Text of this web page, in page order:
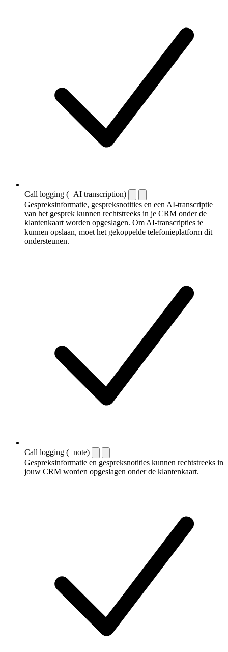
Call logging (+AI transcription)
Gespreksinformatie, gespreksnotities en een AI-transcriptie
van het gesprek kunnen rechtstreeks in je CRM onder de
klantenkaart worden opgeslagen. Om AI-transcripties te
kunnen opslaan, moet het gekoppelde telefonieplatform dit
ondersteunen.
Call logging (+note)
Gespreksinformatie en gespreksnotities kunnen rechtstreeks in
jouw CRM worden opgeslagen onder de klantenkaart.